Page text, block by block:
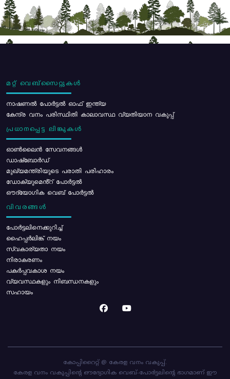
മറ്റ് വെബ്സൈറ്റുകൾ
നാഷണൽ പോർട്ടൽ ഓഫ് ഇന്ത്യ
കേന്ദ്ര വനം പരിസ്ഥിതി കാലാവസ്ഥ വ്യതിയാന വകുപ്പ്
പ്രധാനപ്പെട്ട ലിങ്കുകൾ
ഓൺലൈൻ സേവനങ്ങൾ
ഡാഷ്ബോർഡ്
മുഖ്യമന്ത്രിയുടെ പരാതി പരിഹാരം
ഡോക്യുമെൻ്റ് പോർട്ടൽ
ഔദ്യോഗിക വെബ് പോർട്ടൽ
വിവരങ്ങൾ
പോര്‍ട്ടലിനെക്കുറിച്ച്
ഹൈപ്പർലിങ്ക് നയം
സ്വകാര്യതാ നയം
നിരാകരണം
പകർപ്പവകാശ നയം
വ്യവസ്ഥകളും നിബന്ധനകളും
സഹായം
കോപ്പിറൈറ്റ് @ കേരള വനം വകുപ്പ്.
കേരള വനം വകുപ്പിന്റെ ഔദ്യോഗിക വെബ്-പോർട്ടലിന്റെ ഭാഗമാണ് ഈ